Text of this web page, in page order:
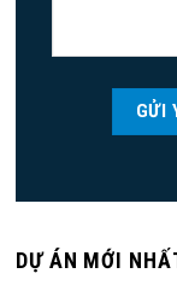
DỰ ÁN MỚI